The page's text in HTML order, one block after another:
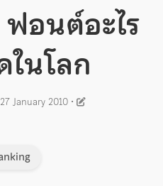
อนต์อะไร
ในโลก
27 January 2010 •